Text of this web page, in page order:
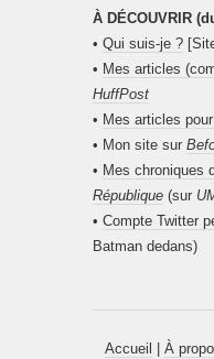
À DÉCOUVRIR
• Qui suis-je ?
• Mes articles
HuffPost
• Mes articles pour
• Mon site sur
• Mes chroniques
République (sur
• Compte Twitter
Batman dedans)
Accueil À